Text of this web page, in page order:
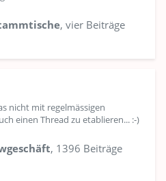
, vier Beiträge
nicht mit regelmässigen
einen Thread zu etablieren... :-)
, 1396 Beiträge